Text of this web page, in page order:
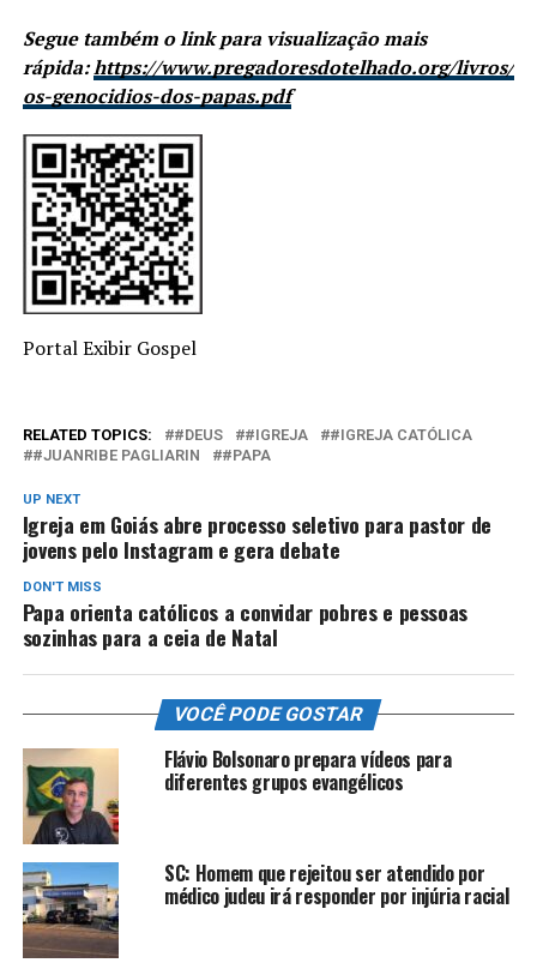
Segue também o link para visualização mais
rápida:https://www.pregadoresdotelhado.org/livros/
os-genocidios-dos-papas.pdf
Portal Exibir Gospel
RELATED TOPICS: #DEUS #IGREJA
#IGREJA CATÓLICA
#JUANRIBE PAGLIARIN
#PAPA
UP NEXT
Igreja em Goiás abre processo seletivo para pastor de
jovens pelo Instagram e gera debate
DON'T MISS
Papa orienta católicos a convidar pobres e pessoas
sozinhas para a ceia de Natal
VOCÊ PODE GOSTAR
Flávio Bolsonaro prepara vídeos para
diferentes grupos evangélicos
SC: Homem que rejeitou ser atendido por
médico judeu irá responder por injúria racial